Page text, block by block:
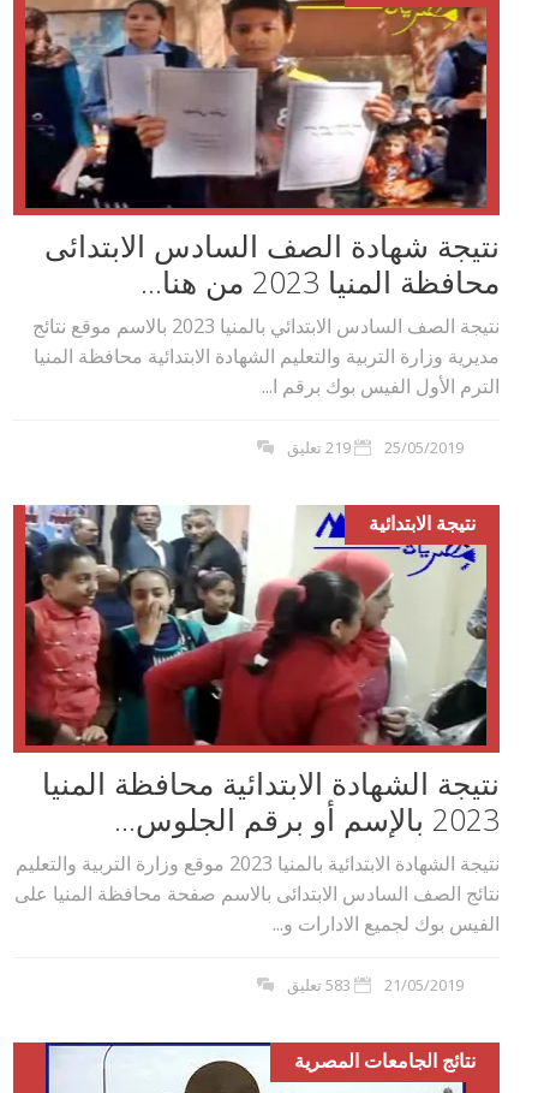
نتيجة شهادة الصف السادس الابتدائى
محافظة المنيا 2023 من هنا...
نتيجة الصف السادس الابتدائي بالمنيا 2023 بالاسم موقع نتائج
مديرية وزارة التربية والتعليم الشهادة الابتدائية محافظة المنيا
الترم الأول الفيس بوك برقم ا...
25/05/2019 219 تعليق
نتيجة الابتدائية
نتيجة الشهادة الابتدائية محافظة المنيا
2023 بالإسم أو برقم الجلوس...
نتيجة الشهادة الابتدائية بالمنيا 2023 موقع وزارة التربية والتعليم
نتائج الصف السادس الابتدائى بالاسم صفحة محافظة المنيا على
الفيس بوك لجميع الادارات و...
21/05/2019 583 تعليق
نتائج الجامعات المصرية